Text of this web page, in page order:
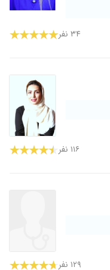
۳۴ نفر
۱۱۶ نفر
۱۲۹ نفر